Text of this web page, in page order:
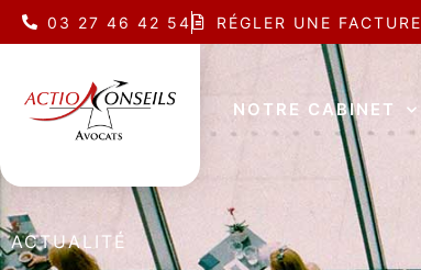
03 27 46 42 54 RÉGLER UNE FACTURE
NOTRE CABINET
ACTUALITÉ